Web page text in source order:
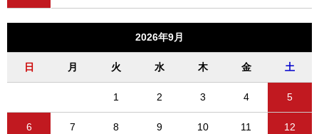
2026年9月
日 月 火 水 木 金 土
1 2 3 4 5
6 7 8 9 10 11 12